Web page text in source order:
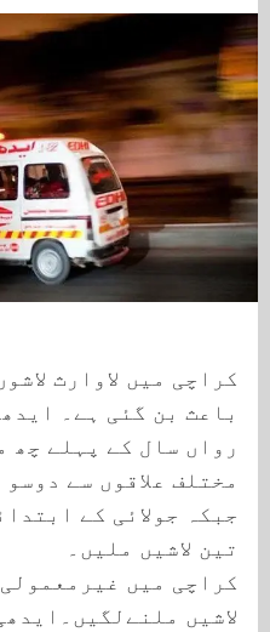
کراچی میں لاوارث
باعث بن گئی ہے۔
رواں سال کے پہلے چھ
مختلف علاقوں سے دوسو
جبکہ جولائی کے
تین لاشیں ملیں۔
کراچی میں
لاشیں